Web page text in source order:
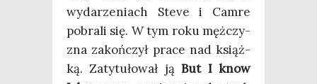
wyda­rze­niach Ste­ve i Cam­re
pobra­li się. W tym roku męż­czy­
zna zakoń­czył pra­ce nad książ­
ką. Zaty­tu­ło­wał jąBut I know